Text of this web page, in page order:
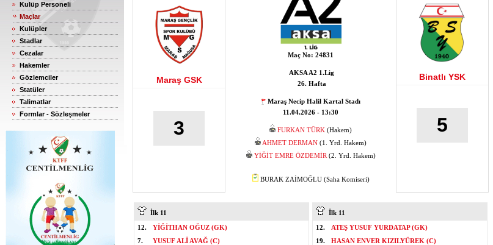
Kulüp Personeli
Maçlar
Kulüpler
Stadlar
Cezalar
Hakemler
Gözlemciler
Statüler
Talimatlar
Formlar - Sözleşmeler
Maraş GSK
3
Maç No: 24831
AKSA A2 1.Lig
26. Hafta
Maraş Necip Halil Kartal Stadı
11.04.2026 - 13:30
FURKAN TÜRK (Hakem)
AHMET DERMAN (1. Yrd. Hakem)
YİĞİT EMRE ÖZDEMİR (2. Yrd. Hakem)
BURAK ZAİMOĞLU (Saha Komiseri)
Binatlı YSK
5
İlk 11
12.
YİĞİTHAN OĞUZ (GK)
7.
YUSUF ALİ AVAĞ (C)
İlk 11
12.
ATEŞ YUSUF YURDATAP (GK)
19.
HASAN ENVER KIZILYÜREK (C)